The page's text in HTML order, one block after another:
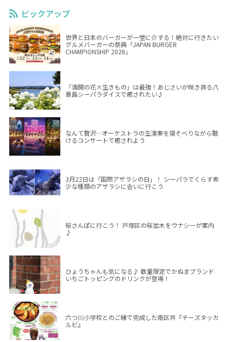
ピックアップ
世界と日本のバーガーが一堂に介する！絶対に行きたい
グルメバーガーの祭典「JAPAN BURGER
CHAMPIONSHIP 2026」
「満開の花×生きもの」は最強！あじさいが咲き誇る八
景島シーパラダイスで癒されたい♪
なんて贅沢…オーケストラの生演奏を寝そべりながら聴
けるコンサートで癒されよう
3月22日は「国際アザラシの日」！ シーパラでくらす希
少な種類のアザラシに会いに行こう
桜さんぽに行こう！ 戸塚区の桜並木をウナシーが案内
♪
ひょうちゃんも気になる♪ 数量限定でかぬまブランド
いちごトッピングのドリンクが登場！
六つ川小学校とのご縁で完成した南区丼『チーズタッカ
ルビ』